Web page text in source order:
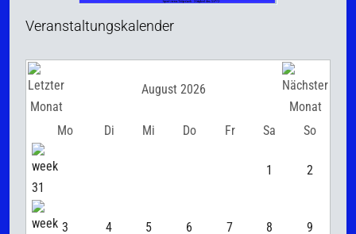
Veranstaltungskalender
August 2026
Mo Di Mi Do Fr Sa So
1 2
3 4 5 6 7 8 9